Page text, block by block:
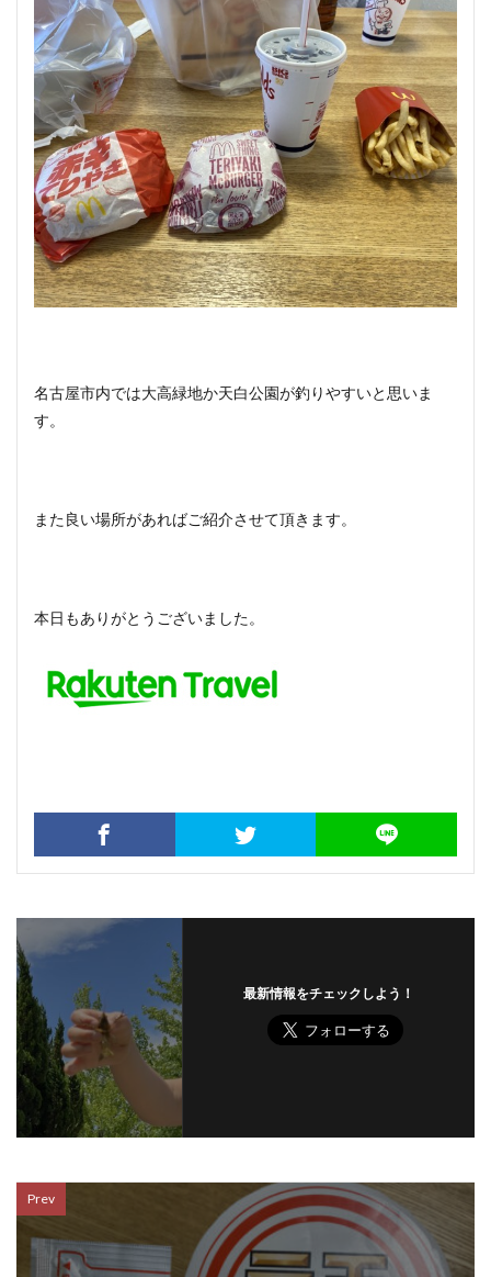
名古屋市内では大高緑地か天白公園が釣りやすいと思いま
す。
また良い場所があればご紹介させて頂きます。
本日もありがとうございました。
最新情報をチェックしよう！
Prev